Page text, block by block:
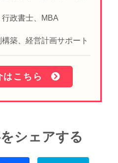
政書士、MBA
築、経営計画サポート
はこちら